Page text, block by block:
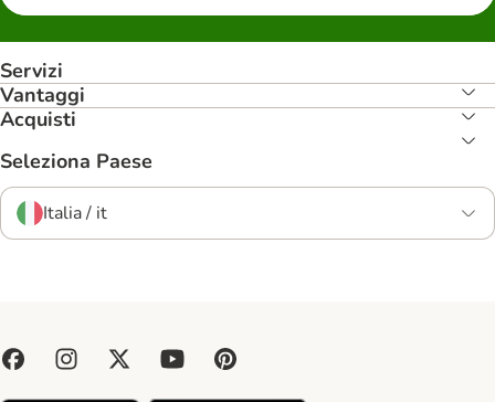
Servizi
Vantaggi
Acquisti
Seleziona Paese
Italia / it